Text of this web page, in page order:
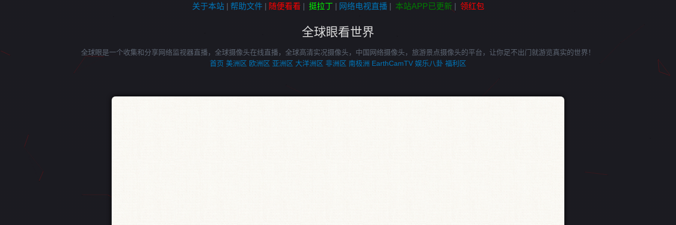
关于本站| 帮助文件| 随便看看 挺拉丁 网络电视直播| 本站APP已更新| 领红包
全球眼看世界
全球眼是一个收集和分享网络监视器直播，全球摄像头在线直播，全球高清实况摄像头，中国网络摄像头，旅游景点摄像头的平台，让你足不出门就游览真实的世界！
首页 美洲区 欧洲区 亚洲区 大洋洲区 非洲区 南极洲 EarthCamTV 娱乐八卦 福利区